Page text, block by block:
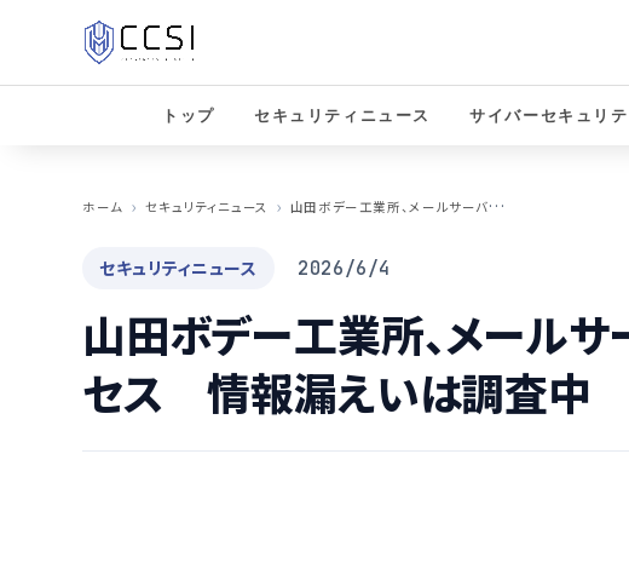
トップ セキュリティニュース サイバーセキュリ
ホーム
セキュリティニュース 山
田ボデー工業所、メールサーバーに不正アクセス 情報漏えいは調査中
セキュリティニュース 2026/6/4
山田ボデー工業所、メール
セス 情報漏えいは調査中